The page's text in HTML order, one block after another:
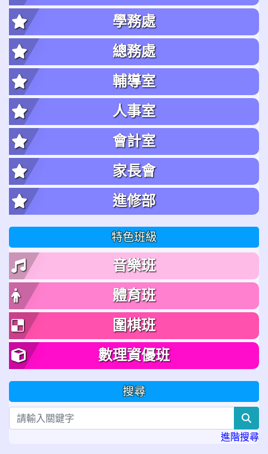
學務處
總務處
輔導室
人事室
會計室
家長會
進修部
特色班級
音樂班
體育班
圍棋班
數理資優班
搜尋
進階搜尋